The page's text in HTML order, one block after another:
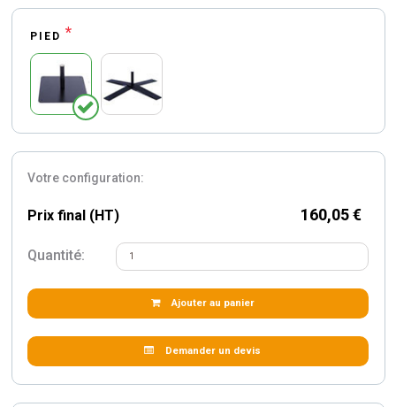
PIED *
Votre configuration:
Prix final (HT) 160,05 €
Quantité:
Ajouter au panier
Demander un devis